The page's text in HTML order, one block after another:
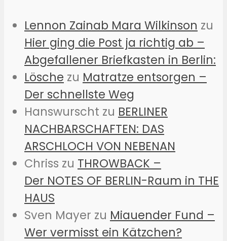
Lennon Zainab Mara Wilkinson zu
Hier ging die Post ja richtig ab –
Abgefallener Briefkasten in Berlin:
Lösche zu Matratze entsorgen –
Der schnellste Weg
Hanswurscht zu BERLINER
NACHBARSCHAFTEN: DAS
ARSCHLOCH VON NEBENAN
Chriss zu THROWBACK –
Der NOTES OF BERLIN-Raum in THE
HAUS
Sven Mayer zu Miauender Fund –
Wer vermisst ein Kätzchen?